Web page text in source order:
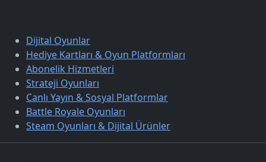
Dijital Oyunlar
Hediye Kartları & Oyun Platformları
Abonelik Hizmetleri
Strateji Oyunları
Canlı Yayın & Sosyal Platformlar
Battle Royale Oyunları
Steam Oyunları & Dijital Ürünler